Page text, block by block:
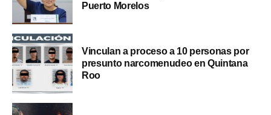
Puerto Morelos
Vinculan a proceso a 10 personas por
presunto narcomenudeo en Quintana
Roo